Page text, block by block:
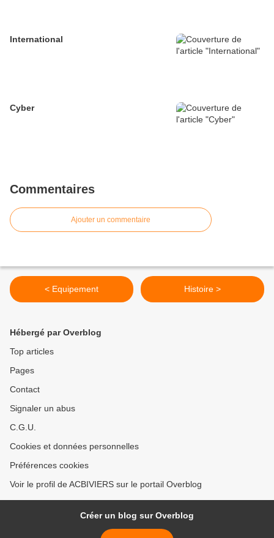
International
Cyber
Commentaires
Ajouter un commentaire
< Equipement Histoire >
Hébergé par Overblog
Top articles
Pages
Contact
Signaler un abus
C.G.U.
Cookies et données personnelles
Préférences cookies
Voir le profil de ACBIVIERS sur le portail Overblog
Créer un blog sur Overblog